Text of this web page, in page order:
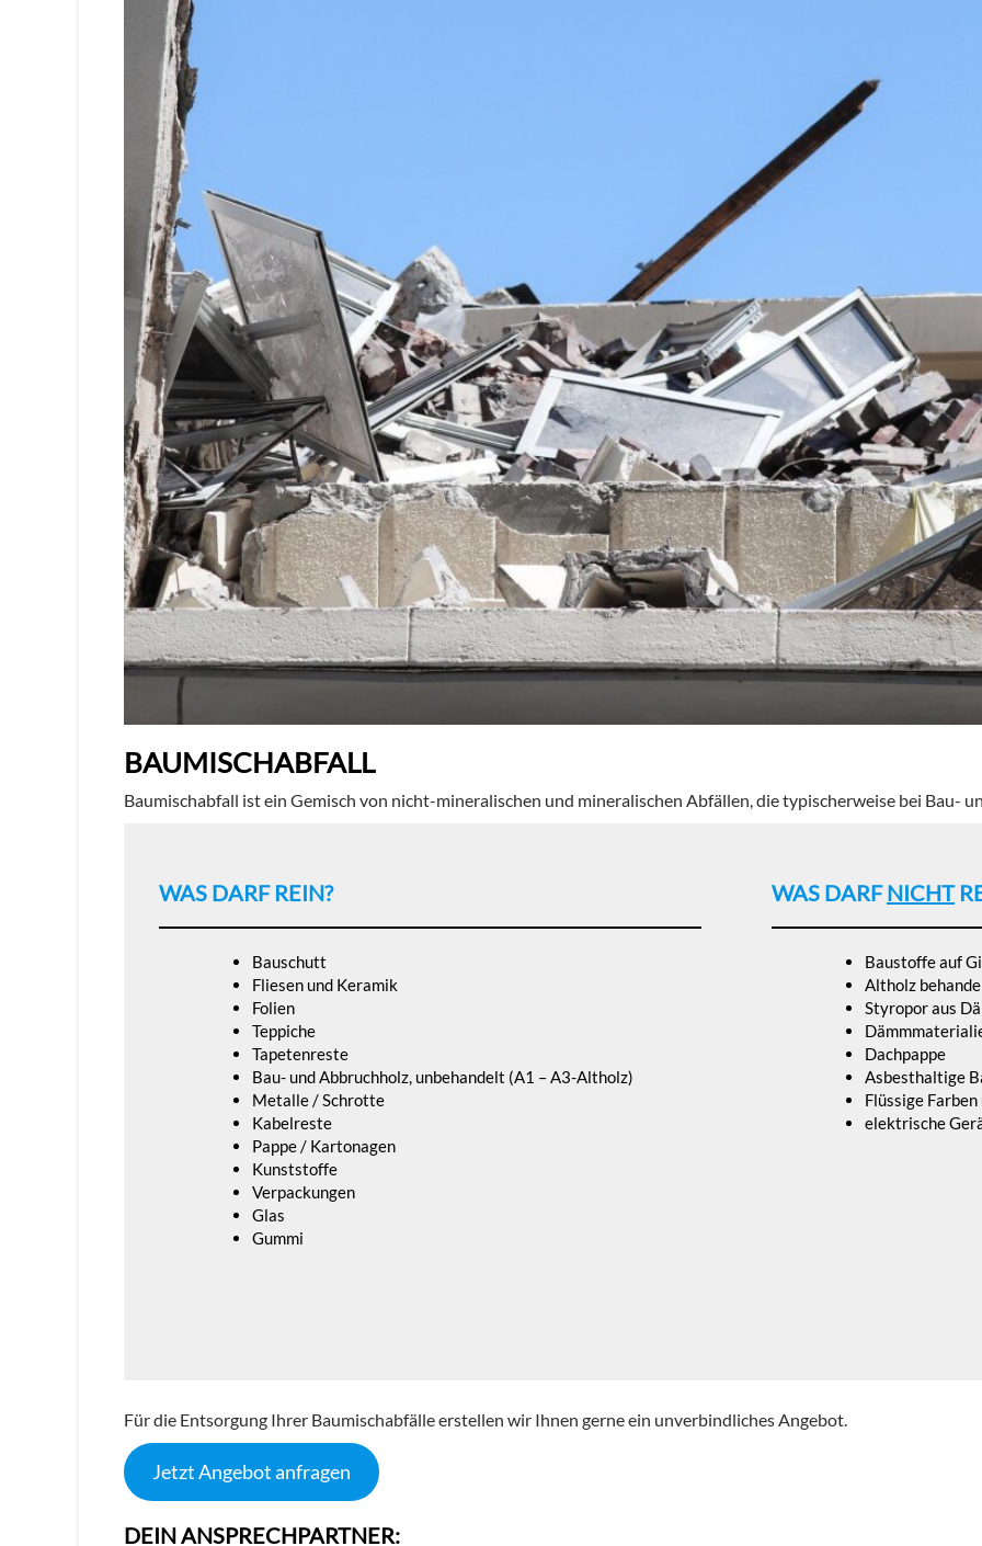
BAUMISCHABFALL
Baumischabfall ist ein Gemisch von nicht-mineralischen und mineralischen Abfällen, die typischerweise bei Bau-
WAS DARF REIN?
Bauschutt
Fliesen und Keramik
Folien
Teppiche
Tapetenreste
Bau- und Abbruchholz, unbehandelt (A1 – A3-Altholz)
Metalle / Schrotte
Kabelreste
Pappe / Kartonagen
Kunststoffe
Verpackungen
Glas
Gummi
WAS DARFNICHT
Baustoffe auf
Altholz
Styropor aus
Dachpappe
Asbesthaltige
Flüssige Farben
elektrische
Für die Entsorgung Ihrer Baumischabfälle erstellen wir Ihnen gerne ein unverbindliches Angebot.
Jetzt Angebot anfragen
DEIN ANSPRECHPARTNER: